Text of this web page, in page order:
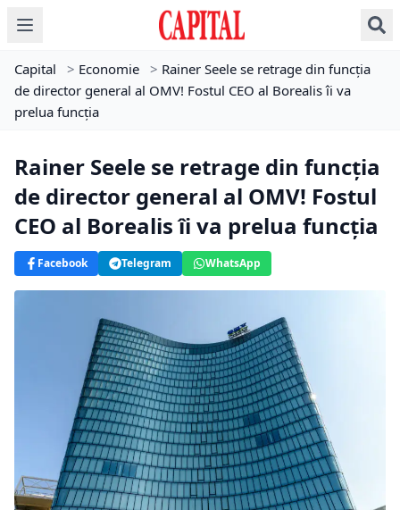
Capital > Economie > Rainer Seele se retrage din funcţia
de director general al OMV! Fostul CEO al Borealis îi va
prelua funcţia
Rainer Seele se retrage din funcţia
de director general al OMV! Fostul
CEO al Borealis îi va prelua funcţia
Facebook Telegram WhatsApp